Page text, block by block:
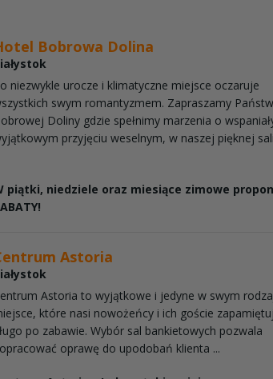
Bobrowa Dolina
niezwykle urocze i klimatyczne miejsce oczaruje
swym romantyzmem. Zapraszamy
Doliny gdzie spełnimy marzenia o
przyjęciu weselnym, w naszej pięknej
piątki, niedziele oraz miesiące zimowe
Astoria
Astoria to wyjątkowe i jedyne w swym
które nasi nowożeńcy i ich goście
po zabawie. Wybór sal bankietowych pozwala
oprawę do upodobań klienta ...